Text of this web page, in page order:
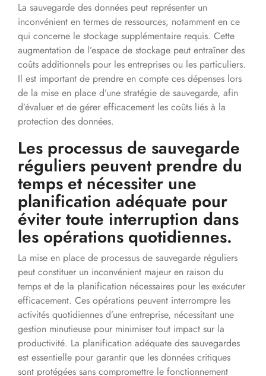
La sauvegarde des données peut représenter un
inconvénient en termes de ressources, notamment en ce
qui concerne le stockage supplémentaire requis. Cette
augmentation de l’espace de stockage peut entraîner des
coûts additionnels pour les entreprises ou les particuliers.
Il est important de prendre en compte ces dépenses lors
de la mise en place d’une stratégie de sauvegarde, afin
d’évaluer et de gérer efficacement les coûts liés à la
protection des données.
Les processus de sauvegarde
réguliers peuvent prendre du
temps et nécessiter une
planification adéquate pour
éviter toute interruption dans
les opérations quotidiennes.
La mise en place de processus de sauvegarde réguliers
peut constituer un inconvénient majeur en raison du
temps et de la planification nécessaires pour les exécuter
efficacement. Ces opérations peuvent interrompre les
activités quotidiennes d’une entreprise, nécessitant une
gestion minutieuse pour minimiser tout impact sur la
productivité. La planification adéquate des sauvegardes
est essentielle pour garantir que les données critiques
sont protégées sans compromettre le fonctionnement